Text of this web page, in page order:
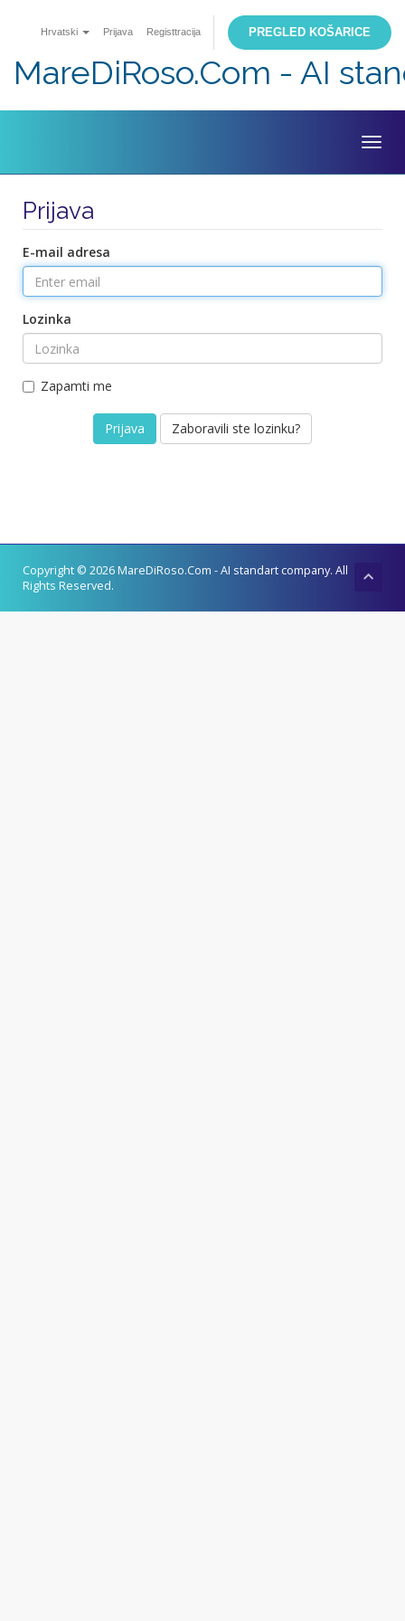
Hrvatski Prijava Registtracija PREGLED KOŠARICE
MareDiRoso.Com - AI
Prijava
E-mail adresa
Lozinka
Zapamti me
Zaboravili ste lozinku?
Copyright © 2026 MareDiRoso.Com - AI standart company. All
Rights Reserved.